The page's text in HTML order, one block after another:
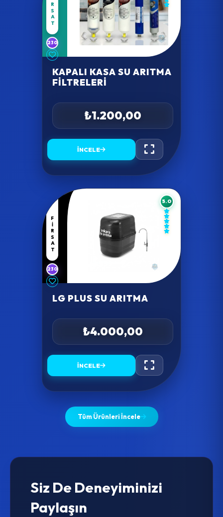
230
KAPALI KASA SU ARITMA
FILTRELERI
₺1.200,00
İNCELE
FIRSAT
230
5.0
LG PLUS SU ARITMA
₺4.000,00
İNCELE
Tüm Ürünleri İncele
Siz De Deneyiminizi
Paylaşın